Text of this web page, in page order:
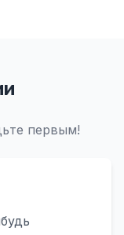
первым!